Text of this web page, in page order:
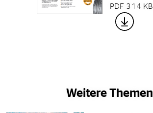
PDF 314 KB
Weitere Themen